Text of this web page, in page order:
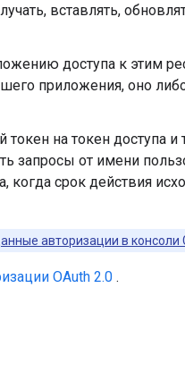
вставлять,
доступа к этим
приложения, оно
на токен доступа и
запросы от имени
когда срок действия
авторизации в консоли
OAuth 2.0 .